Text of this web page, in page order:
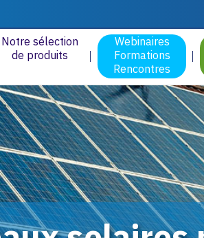
Notre sélection
de produits
Webinaires
Formations
Rencontres